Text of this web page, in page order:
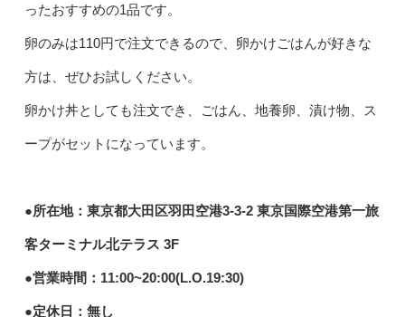
ったおすすめの1品です。
卵のみは110円で注文できるので、卵かけごはんが好きな
方は、ぜひお試しください。
卵かけ丼としても注文でき、ごはん、地養卵、漬け物、ス
ープがセットになっています。
●所在地：東京都大田区羽田空港3-3-2 東京国際空港第一旅
客ターミナル北テラス 3F
●営業時間：11:00~20:00(L.O.19:30)
●定休日：無し